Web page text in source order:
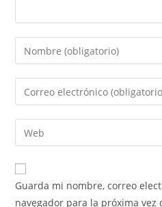
Introduce
tu
nombre
de
usuario
para
comentar
Introduce
tu
dirección
de
electrónico
para
Introduce
la
URL
de
Guarda mi nombre, correo
navegador para la próxima vez